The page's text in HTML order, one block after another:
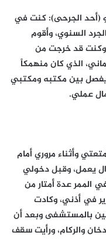
(أحد الجرحى): كنت في
السنوي، وأقوم
وكنت قد خرجت من
الذي كان منهمكاً
بين مكتبه ومكتبي
عملي.
وأثناء مروري أمام
يعمل، وقبل دخولي
عدة أمتار من
في أذني، وكادت
بالمستشفى وبعد أن
والركام، ورأيت سقف